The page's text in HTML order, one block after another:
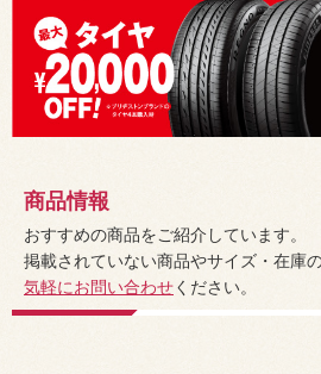
商品情報
おすすめの商品をご紹介しています。
掲載されていない商品やサイズ・在庫
気軽にお問い合わせください。